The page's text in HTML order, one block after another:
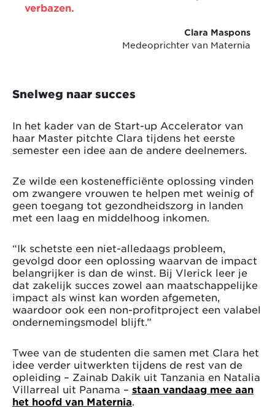
verbazen.
Clara Maspons
Medeoprichter van Maternia
Snelweg naar succes
In het kader van de Start-up Accelerator van
haar Master pitchte Clara tijdens het eerste
semester een idee aan de andere deelnemers.
Ze wilde een kostenefficiënte oplossing vinden
om zwangere vrouwen te helpen met weinig of
geen toegang tot gezondheidszorg in landen
met een laag en middelhoog inkomen.
“Ik schetste een niet-alledaags probleem,
gevolgd door een oplossing waarvan de impact
belangrijker is dan de winst. Bij Vlerick leer je
dat zakelijk succes zowel aan maatschappelijke
impact als winst kan worden afgemeten,
waardoor ook een non-profitproject een valabel
ondernemingsmodel blijft.”
Twee van de studenten die samen met Clara het
idee verder uitwerkten tijdens de rest van de
opleiding – Zainab Dakik uit Tanzania en Natalia
Villarreal uit Panama – staan vandaag mee aan
het hoofd van Maternia